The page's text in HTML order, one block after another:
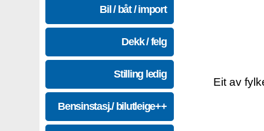
Bil / båt / import
Dekk / felg
Stilling ledig
Bensinstasj./ bilutleige++
Eit av